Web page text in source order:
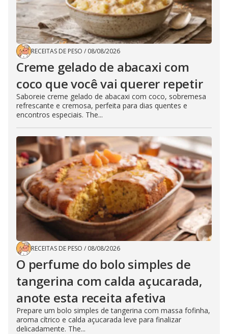
RECEITAS DE PESO / 08/08/2026
Creme gelado de abacaxi com
coco que você vai querer repetir
Saboreie creme gelado de abacaxi com coco, sobremesa
refrescante e cremosa, perfeita para dias quentes e
encontros especiais. The...
RECEITAS DE PESO / 08/08/2026
O perfume do bolo simples de
tangerina com calda açucarada,
anote esta receita afetiva
Prepare um bolo simples de tangerina com massa fofinha,
aroma cítrico e calda açucarada leve para finalizar
delicadamente. The...